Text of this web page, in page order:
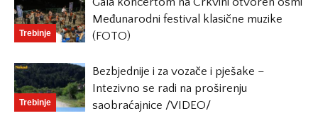
Trebinje
Međunarodni festival klasične muzike
(FOTO)
Trebinje
Bezbjednije i za vozače i pješake –
Intezivno se radi na proširenju
saobraćajnice /VIDEO/